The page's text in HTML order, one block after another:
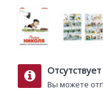
Вы можете